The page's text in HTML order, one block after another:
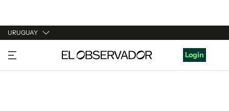
URUGUAY
URUGUAY
ARGENTINA
Login